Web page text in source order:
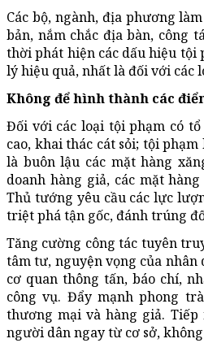
Các bộ, ngành, địa phương
bản, nắm chắc địa bàn, công
thời phát hiện các dấu hiệu tội
lý hiệu quả, nhất là đối với các
Không để hình thành các
Đối với các loại tội phạm có
cao, khai thác cát sỏi; tội
là buôn lậu các mặt hàng
doanh hàng giả, các mặt
Thủ tướng yêu cầu các lực
triệt phá tận gốc, đánh trúng
Tăng cường công tác tuyên
tâm tư, nguyện vọng của nhân
cơ quan thông tấn, báo chí,
công vụ. Đẩy mạnh phong
thương mại và hàng giả.
người dân ngay từ cơ sở,